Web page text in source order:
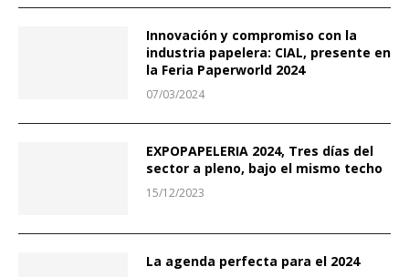
Innovación y compromiso con la
industria papelera: CIAL, presente en
la Feria Paperworld 2024
07/03/2024
EXPOPAPELERIA 2024, Tres días del
sector a pleno, bajo el mismo techo
15/12/2023
La agenda perfecta para el 2024